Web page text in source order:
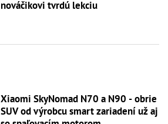
nováčikovi tvrdú lekciu
Xiaomi SkyNomad N70 a N90 - obrie
SUV od výrobcu smart zariadení už aj